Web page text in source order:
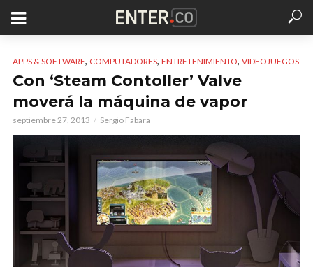
APPS & SOFTWARE, COMPUTADORES, ENTRETENIMIENTO, VIDEOJUEGOS
Con ‘Steam Contoller’ Valve
moverá la máquina de vapor
septiembre 27, 2013 Sergio Fabara